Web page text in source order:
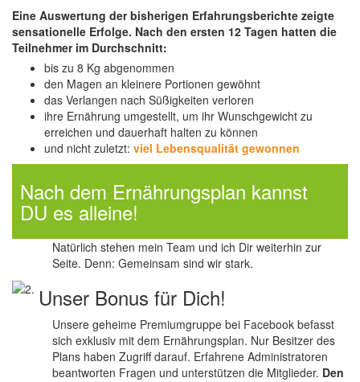
Eine Auswertung der bisherigen Erfahrungsberichte zeigte
sensationelle Erfolge. Nach den ersten 12 Tagen hatten die
Teilnehmer im Durchschnitt:
bis zu 8 Kg abgenommen
den Magen an kleinere Portionen gewöhnt
das Verlangen nach Süßigkeiten verloren
ihre Ernährung umgestellt, um ihr Wunschgewicht zu
erreichen und dauerhaft halten zu können
und nicht zuletzt: viel Lebensqualität gewonnen
Nach dem Ernährungsplan kannst
DU es alleine!
Natürlich stehen mein Team und ich Dir weiterhin zur
Seite. Denn: Gemeinsam sind wir stark.
Unser Bonus für Dich!
Unsere geheime Premiumgruppe bei Facebook befasst
sich exklusiv mit dem Ernährungsplan. Nur Besitzer des
Plans haben Zugriff darauf. Erfahrene Administratoren
beantworten Fragen und unterstützen die Mitglieder. Den